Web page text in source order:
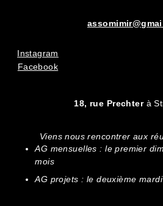
Instagram
Facebook
18, rue Prechterà
Viens nous rencontrer aux
AG mensuelles : le premier
mois
AG projets : le deuxième